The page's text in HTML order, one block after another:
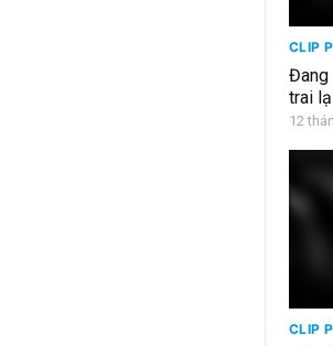
CLIP
Đang
trai
12
CLIP